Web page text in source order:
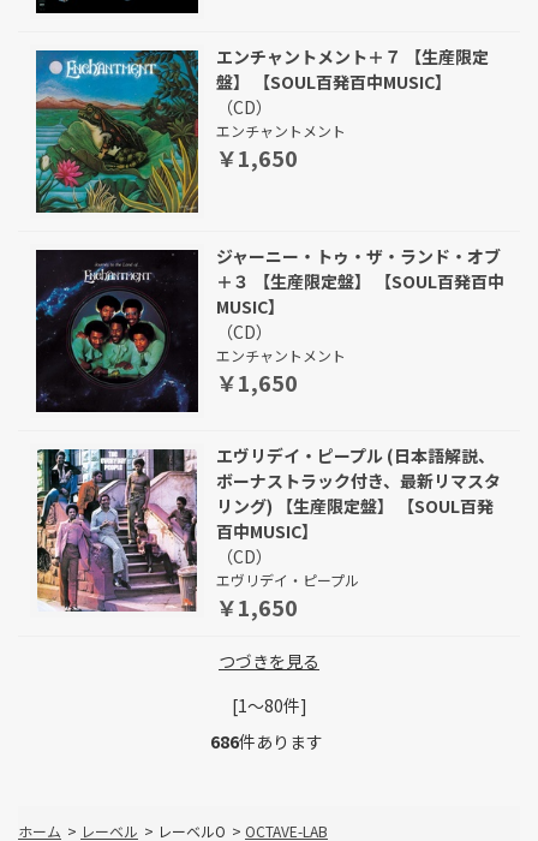
エンチャントメント＋７ 【生産限定
盤】 【SOUL百発百中MUSIC】
（CD）
エンチャントメント
￥1,650
ジャーニー・トゥ・ザ・ランド・オブ
＋３ 【生産限定盤】 【SOUL百発百中
MUSIC】
（CD）
エンチャントメント
￥1,650
エヴリデイ・ピープル (日本語解説、
ボーナストラック付き、最新リマスタ
リング) 【生産限定盤】 【SOUL百発
百中MUSIC】
（CD）
エヴリデイ・ピープル
￥1,650
つづきを見る
[1～80件]
686件あります
ホーム > レーベル > レーベルO > OCTAVE-LAB